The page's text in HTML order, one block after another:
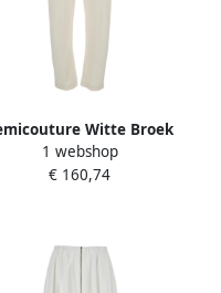
Witte Broek
Trekkoord Taille Katoen
Vrouwen White Dames
1 webshop
€ 160,74